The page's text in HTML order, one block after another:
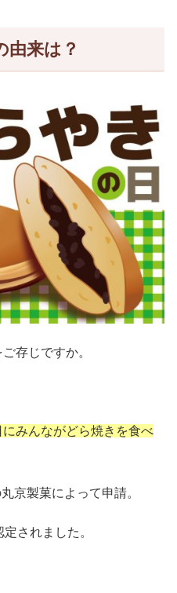
由来は？
存じですか。
みんながどら焼きを食べ
京製菓によって申請。
されました。